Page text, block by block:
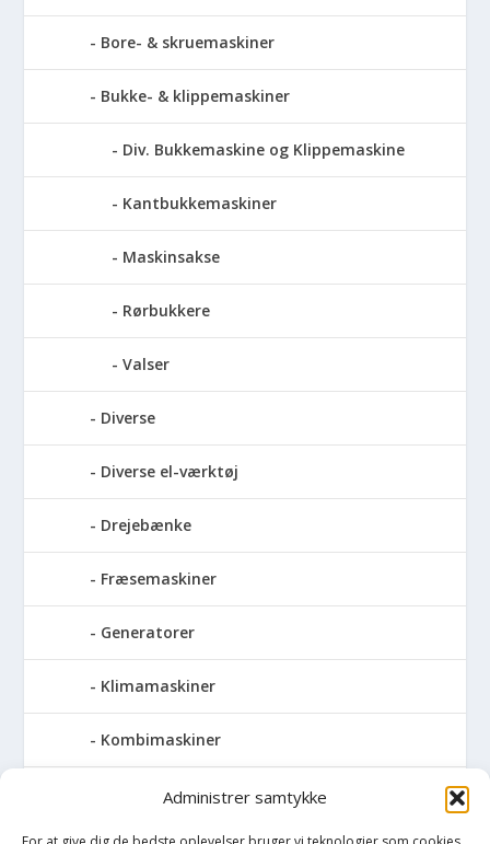
Administrer samtykke
Bore- & skruemaskiner
Bukke- & klippemaskiner
Div. Bukkemaskine og Klippemaskine
Kantbukkemaskiner
Maskinsakse
Rørbukkere
Valser
Diverse
Diverse el-værktøj
Drejebænke
Fræsemaskiner
Generatorer
Klimamaskiner
Kombimaskiner
Kompressor